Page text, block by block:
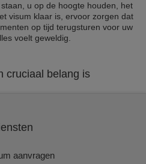
u op de hoogte houden, het
visum klaar is, ervoor zorgen dat
op tijd terugsturen voor uw
voelt geweldig.
cruciaal belang is
aanvragen